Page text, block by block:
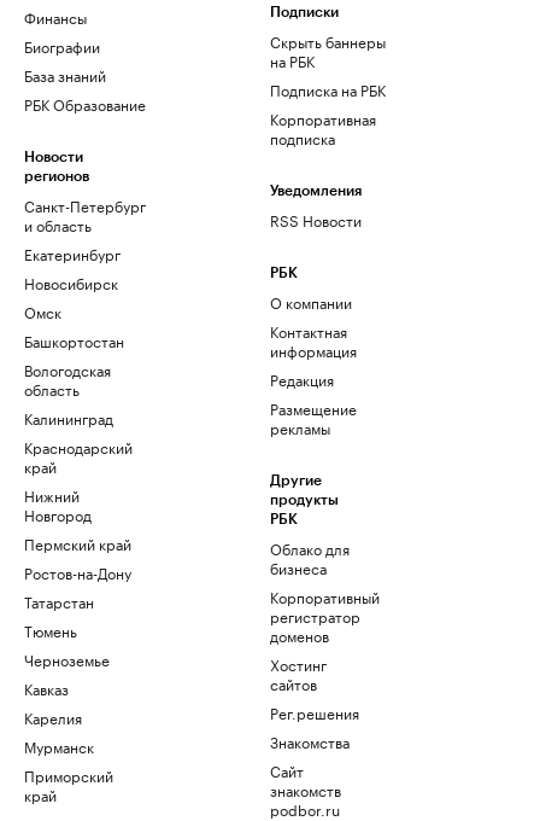
Финансы
Биографии
База знаний
РБК Образование
Новости
регионов
Санкт-Петербург
и область
Екатеринбург
Новосибирск
Омск
Башкортостан
Вологодская
область
Калининград
Краснодарский
край
Нижний
Новгород
Пермский край
Ростов-на-Дону
Татарстан
Тюмень
Черноземье
Кавказ
Карелия
Мурманск
Приморский
край
Подписки
Скрыть баннеры
на РБК
Подписка на РБК
Корпоративная
подписка
Уведомления
RSS Новости
РБК
О компании
Контактная
информация
Редакция
Размещение
рекламы
Другие
продукты
РБК
Облако для
бизнеса
Корпоративный
регистратор
доменов
Хостинг
сайтов
Рег.решения
Знакомства
Сайт
знакомств
podbor.ru